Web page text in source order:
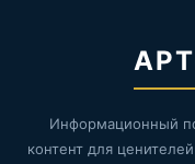
Информационный
контент для